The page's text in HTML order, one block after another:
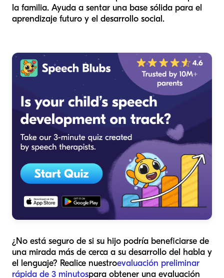
la familia. Ayuda a sentar una base sólida para el
aprendizaje futuro y el desarrollo social.
¿No está seguro de si su hijo podría beneficiarse de
una mirada más de cerca a su desarrollo del habla y
el lenguaje? Realice nuestroevaluación preliminar
rápida de 3 minutospara obtener una evaluación